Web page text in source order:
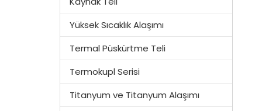
Yüksek Sıcaklık Alaşımı
Termal Püskürtme Teli
Termokupl Serisi
Titanyum ve Titanyum Alaşımı